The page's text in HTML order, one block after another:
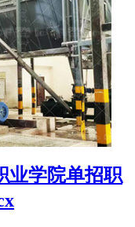
业学院单招职